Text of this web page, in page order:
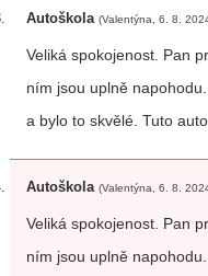
Autoškola (Valentýna, 6. 8.
Veliká spokojenost. Pan
ním jsou uplně
a bylo to skvělé. Tuto
Autoškola (Valentýna, 6. 8.
Veliká spokojenost. Pan
ním jsou uplně